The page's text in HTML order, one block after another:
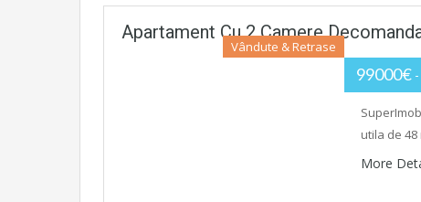
Apartament Cu 2 Camere
Vândute & Retrase
99000€
utila de
More